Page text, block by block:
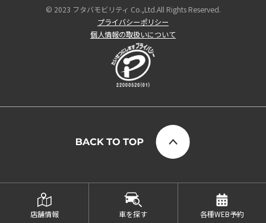
© 2023 フタバモビリティ Co.,Ltd.All Rights Reserved.
プライバシーポリシー
個人情報の取扱いについて
店舗情報 車を探す 各種WEB予約